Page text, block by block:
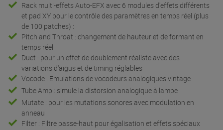
Rack multi-effets Auto-EFX avec 6 modules d'effets différents
et pad XY pour le contrôle des paramètres en temps réel (plus
de 100 patches) :
Pitch and Throat : changement de hauteur et de formant en
temps réel
Duet : pour un effet de doublement réaliste avec des
variations d'aigus et de timing réglables
Vocode : Emulations de vocodeurs analogiques vintage
Tube Amp : simule la distorsion analogique à lampe
Mutate : pour les mutations sonores avec modulation en
anneau
Filter : Filtre passe-haut pour égalisation et effets spéciaux